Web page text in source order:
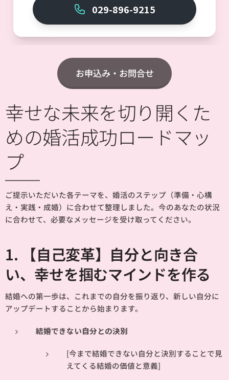
029-896-9215
お申込み・お問合せ
幸せな未来を切り開くた
めの婚活成功ロードマッ
プ
ご提示いただいた各テーマを、婚活のステップ（準備・心構
え・実践・成婚）に合わせて整理しました。今のあなたの状況
に合わせて、必要なメッセージを受け取ってください。
1. 【自己変革】自分と向き合
い、幸せを掴むマインドを作る
結婚への第一歩は、これまでの自分を振り返り、新しい自分に
アップデートすることから始まります。
結婚できない自分との決別
[今まで結婚できない自分と決別することで見
えてくる結婚の価値と意義]